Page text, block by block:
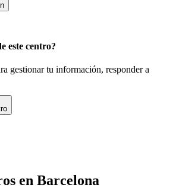
este centro?
gestionar tu información, responder a
en Barcelona